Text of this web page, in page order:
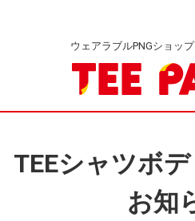
ウェアラブルPNGショッ
TEEシャツボ
お知